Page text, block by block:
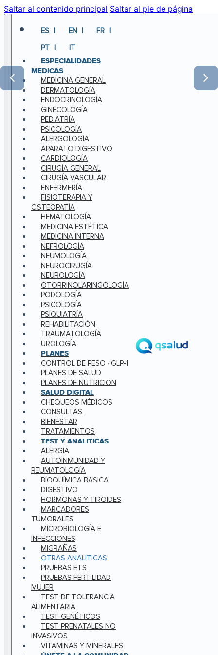
Saltar al contenido principal Saltar al pie de página
ES EN
FR
PT
IT
ESPECIALIDADES
MEDICAS
MEDICINA GENERAL
DERMATOLOGÍA
ENDOCRINOLOGÍA
GINECOLOGÍA
PEDIATRÍA
PSICOLOGÍA
ALERGOLOGÍA
APARATO DIGESTIVO
CARDIOLOGÍA
CIRUGÍA GENERAL
CIRUGÍA VASCULAR
ENFERMERÍA
FISIOTERAPIA Y
OSTEOPATÍA
HEMATOLOGÍA
MEDICINA ESTÉTICA
MEDICINA INTERNA
NEFROLOGÍA
NEUMOLOGÍA
NEUROCIRUGÍA
NEUROLOGÍA
OTORRINOLARINGOLOGÍA
PODOLOGÍA
PSICOLOGÍA
PSIQUIATRÍA
REHABILITACIÓN
TRAUMATOLOGÍA
UROLOGÍA
PLANES
CONTROL DE PESO · GLP-1
PLANES DE SALUD
PLANES DE NUTRICION
SALUD DIGITAL
CHEQUEOS MÉDICOS
CONSULTAS
BIENESTAR
TRATAMIENTOS
TEST Y ANALITICAS
ALERGIA
AUTOINMUNIDAD Y
REUMATOLOGÍA
BIOQUÍMICA BÁSICA
DIGESTIVO
HORMONAS Y TIROIDES
MARCADORES
TUMORALES
MICROBIOLOGÍA E
INFECCIONES
MIGRAÑAS
OTRAS ANALITICAS
PRUEBAS ETS
PRUEBAS FERTILIDAD
MUJER
TEST DE TOLERANCIA
ALIMENTARIA
TEST GENÉTICOS
TEST PRENATALES NO
INVASIVOS
VITAMINAS Y MINERALES